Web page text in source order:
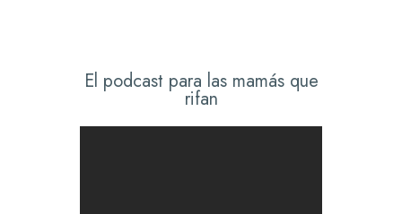
El podcast para las mamás que
rifan